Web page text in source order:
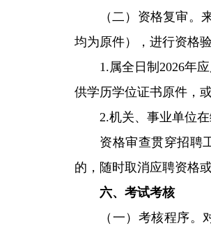
（二）资格复审
均为原件），进行资格
1.属全日制2026年
供学历学位证书原件，
2.机关、事业单位
资格审查贯穿招聘
的，随时取消应聘资格
六、考试考核
（一）考核程序